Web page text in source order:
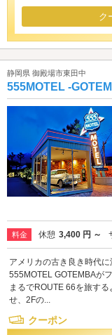
ク
静岡県 御殿場市東田中
555MOTEL -
料金 休憩 3,400 円 ～
アメリカの古き良き時代
555MOTEL GOTEMBAが
まるでROUTE 66を旅す
せ、2Fの...
クーポン